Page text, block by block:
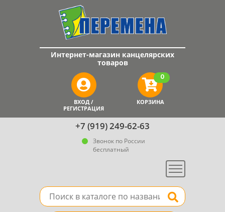
+7 (919) 249-62-63
Звонок по России
бесплатный
Меню
Интернет-магазин канцелярских
товаров
ВХОД /
РЕГИСТРАЦИЯ
КОРЗИНА
0
Поле для поиска товара в каталоге Найти